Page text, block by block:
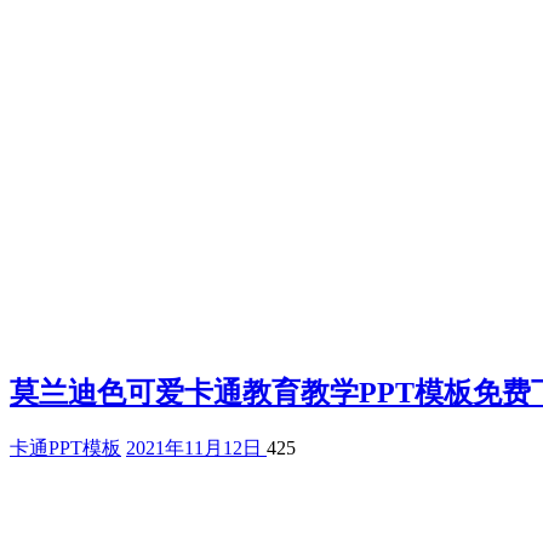
莫兰迪色可爱卡通教育教学PPT模板免费
卡通PPT模板 2021年11月12日 425